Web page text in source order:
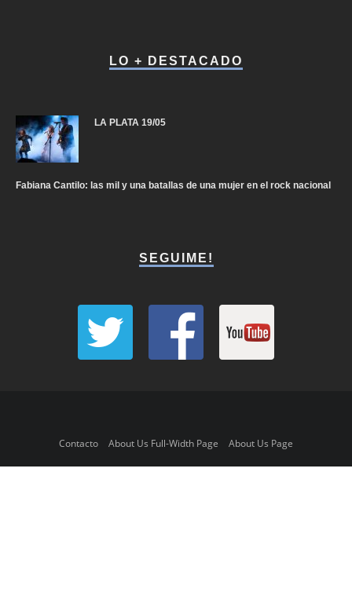
LO + DESTACADO
LA PLATA 19/05
Fabiana Cantilo: las mil y una batallas de una mujer en el rock nacional
SEGUIME!
Contacto About Us Full-Width Page About Us Page